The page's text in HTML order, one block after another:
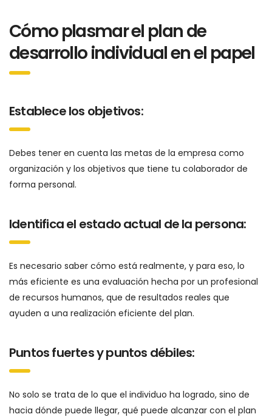
Cómo plasmar el plan de
desarrollo individual en el papel
Establece los objetivos:
Debes tener en cuenta las metas de la empresa como
organización y los objetivos que tiene tu colaborador de
forma personal.
Identifica el estado actual de la persona:
Es necesario saber cómo está realmente, y para eso, lo
más eficiente es una evaluación hecha por un profesional
de recursos humanos, que de resultados reales que
ayuden a una realización eficiente del plan.
Puntos fuertes y puntos débiles:
No solo se trata de lo que el individuo ha logrado, sino de
hacia dónde puede llegar, qué puede alcanzar con el plan